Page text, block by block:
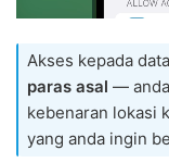
Akses kepada
paras asal —
kebenaran lokasi
yang anda ingin